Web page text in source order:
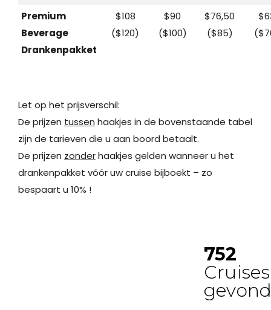
Premium
Beverage
Drankenpakket
$108
($120)
$90
($100)
$76,50
($85)
Let op het prijsverschil:
De prijzen tussen haakjes in de bovenstaande tabel
zijn de tarieven die u aan boord betaalt.
De prijzen zonderhaakjes gelden wanneer u het
drankenpakket vóór uw cruise bijboekt – zo
bespaart u 10% !